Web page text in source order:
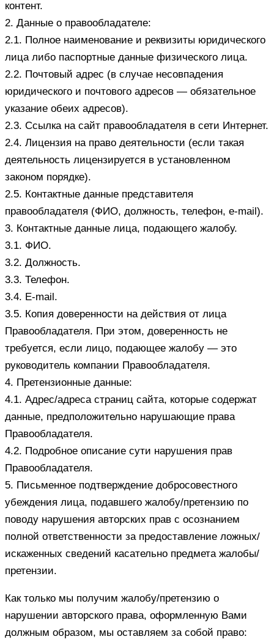
контент.
2. Данные о правообладателе:
2.1. Полное наименование и реквизиты юридического
лица либо паспортные данные физического лица.
2.2. Почтовый адрес (в случае несовпадения
юридического и почтового адресов — обязательное
указание обеих адресов).
2.3. Ссылка на сайт правообладателя в сети Интернет.
2.4. Лицензия на право деятельности (если такая
деятельность лицензируется в установленном
законом порядке).
2.5. Контактные данные представителя
правообладателя (ФИО, должность, телефон, e-mail).
3. Контактные данные лица, подающего жалобу.
3.1. ФИО.
3.2. Должность.
3.3. Телефон.
3.4. E-mail.
3.5. Копия доверенности на действия от лица
Правообладателя. При этом, доверенность не
требуется, если лицо, подающее жалобу — это
руководитель компании Правообладателя.
4. Претензионные данные:
4.1. Адрес/адреса страниц сайта, которые содержат
данные, предположительно нарушающие права
Правообладателя.
4.2. Подробное описание сути нарушения прав
Правообладателя.
5. Письменное подтверждение добросовестного
убеждения лица, подавшего жалобу/претензию по
поводу нарушения авторских прав с осознанием
полной ответственности за предоставление ложных/
искаженных сведений касательно предмета жалобы/
претензии.
Как только мы получим жалобу/претензию о
нарушении авторского права, оформленную Вами
должным образом, мы оставляем за собой право: